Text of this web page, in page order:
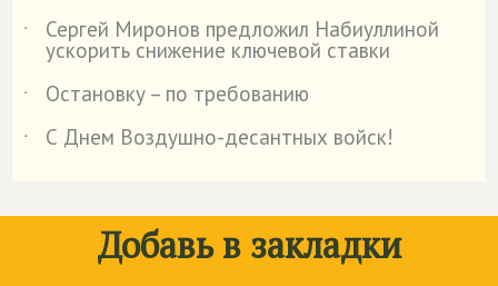
˙
Сергей Миронов предложил Набиуллиной
ускорить снижение ключевой ставки
˙
Остановку – по требованию
˙
С Днем Воздушно-десантных войск!
Добавь в закладки